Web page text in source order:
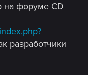
на форуме CD
разработчики